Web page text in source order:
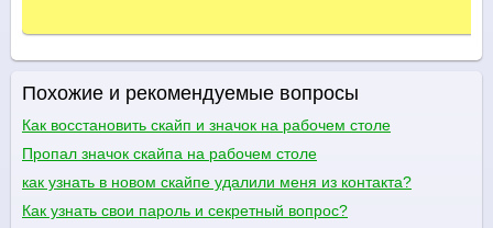
Похожие и рекомендуемые вопросы
Как восстановить скайп и значок на рабочем столе
Пропал значок скайпа на рабочем столе
как узнать в новом скайпе удалили меня из контакта?
Как узнать свои пароль и секретный вопрос?